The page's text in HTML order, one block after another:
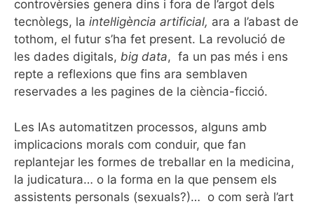
controvèrsies genera dins i fora de l’argot dels
tecnòlegs, la intel·ligència artificial, ara a l’abast de
tothom, el futur s’ha fet present. La revolució de
les dades digitals, big data, fa un pas més i ens
repte a reflexions que fins ara semblaven
reservades a les pagines de la ciència-ficció.
Les IAs automatitzen processos, alguns amb
implicacions morals com conduir, que fan
replantejar les formes de treballar en la medicina,
la judicatura… o la forma en la que pensem els
assistents personals (sexuals?)… o com serà l’art